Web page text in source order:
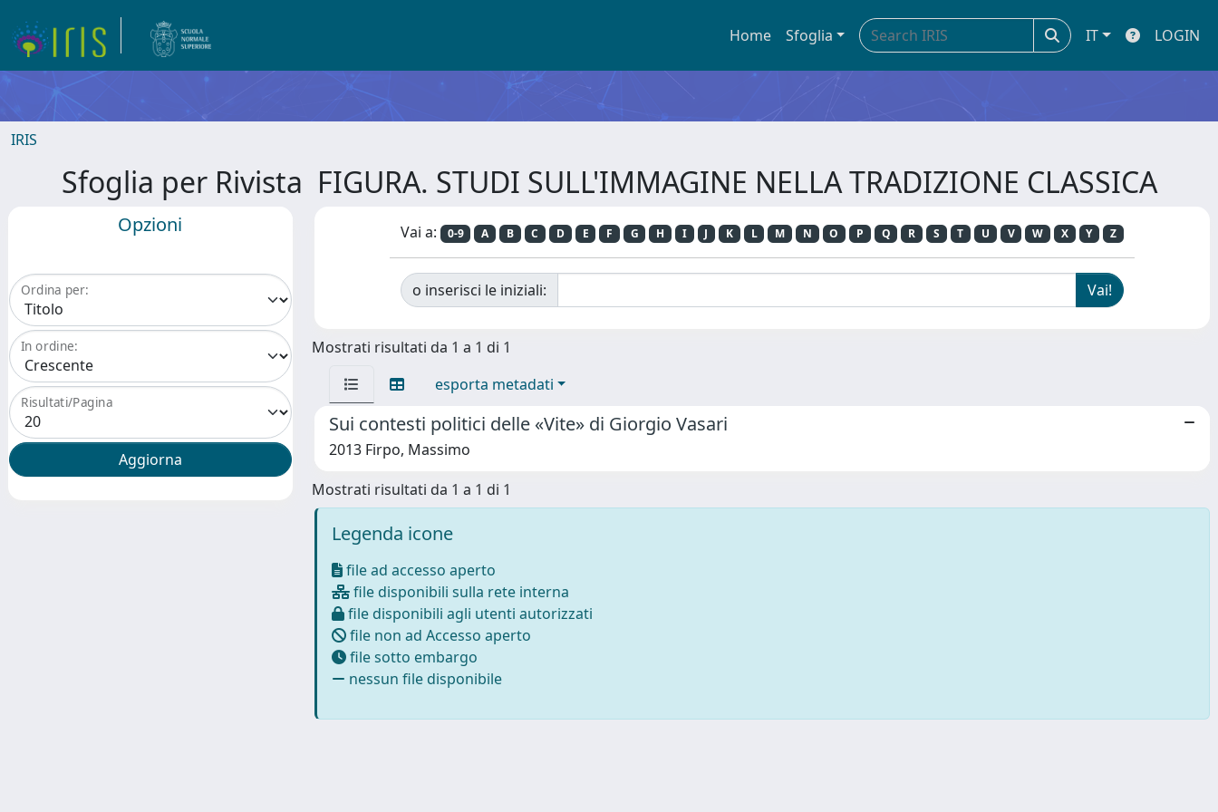
Home Sfoglia IT LOGIN
IRIS
Sfoglia per Rivista FIGURA. STUDI SULL'IMMAGINE NELLA TRADIZIONE CLASSICA
Opzioni
Ordina per:
In ordine:
Risultati/Pagina
Vai a: 0-9 A B C D E F G H I J K L M N O P Q R S T U V W X Y Z
o inserisci le iniziali:
Mostrati risultati da 1 a 1 di 1
esporta metadati
Sui contesti politici delle «Vite» di Giorgio Vasari
2013 Firpo, Massimo
Mostrati risultati da 1 a 1 di 1
Legenda icone
file ad accesso aperto
file disponibili sulla rete interna
file disponibili agli utenti autorizzati
file non ad Accesso aperto
file sotto embargo
nessun file disponibile